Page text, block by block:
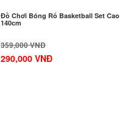
Đồ Chơi Bóng Rổ Basketball Set Cao
140cm
359,000 VNĐ
290,000 VNĐ